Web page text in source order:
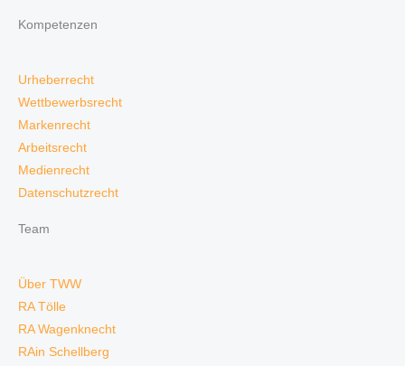
Kompetenzen
Urheberrecht
Wettbewerbsrecht
Markenrecht
Arbeitsrecht
Medienrecht
Datenschutzrecht
Team
Über TWW
RA Tölle
RA Wagenknecht
RAin Schellberg